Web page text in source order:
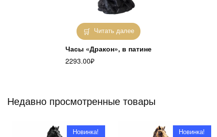
Читать далее
Часы «Дракон», в патине
2293.00₽
Недавно просмотренные товары
Новинка! Новинка!